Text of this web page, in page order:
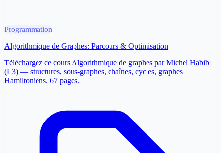
Programmation
Algorithmique de Graphes: Parcours & Optimisation
Téléchargez ce cours Algorithmique de graphes par Michel Habib
(L3) — structures, sous-graphes, chaînes, cycles, graphes
Hamiltoniens. 67 pages.